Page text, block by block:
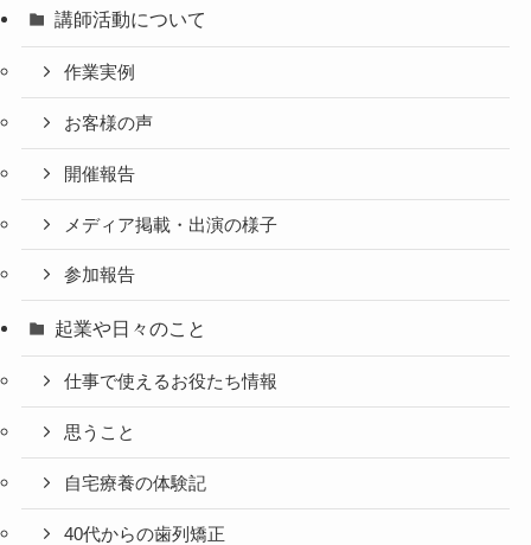
講師活動について
作業実例
お客様の声
開催報告
メディア掲載・出演の様子
参加報告
起業や日々のこと
仕事で使えるお役たち情報
思うこと
自宅療養の体験記
40代からの歯列矯正